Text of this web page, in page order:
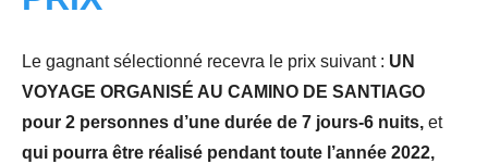
Le gagnant sélectionné recevra le prix suivant : UN
VOYAGE ORGANISÉ AU CAMINO DE SANTIAGO
pour 2 personnes d’une durée de 7 jours-6 nuits, et
qui pourra être réalisé pendant toute l’année 2022,